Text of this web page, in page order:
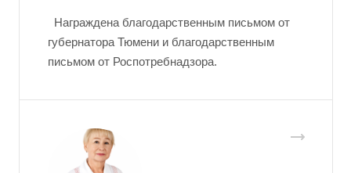
Награждена благодарственным письмом от
губернатора Тюмени и благодарственным
письмом от Роспотребнадзора.